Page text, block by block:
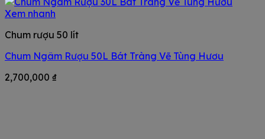
Xem nhanh
Chum rượu 50 lít
Chum Ngâm Rượu 50L Bát Tràng Vẽ Tùng Hươu
2,700,000 ₫